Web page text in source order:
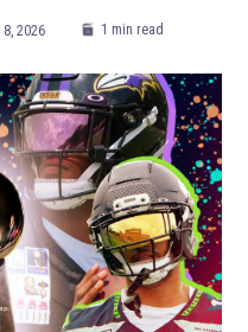
8, 2026 1 min read